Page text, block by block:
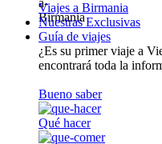
Viajes a Birmania
Nuestras Exclusivas
Guía de viajes
¿Es su primer viaje a
encontrará toda la
Bueno saber
Qué hacer